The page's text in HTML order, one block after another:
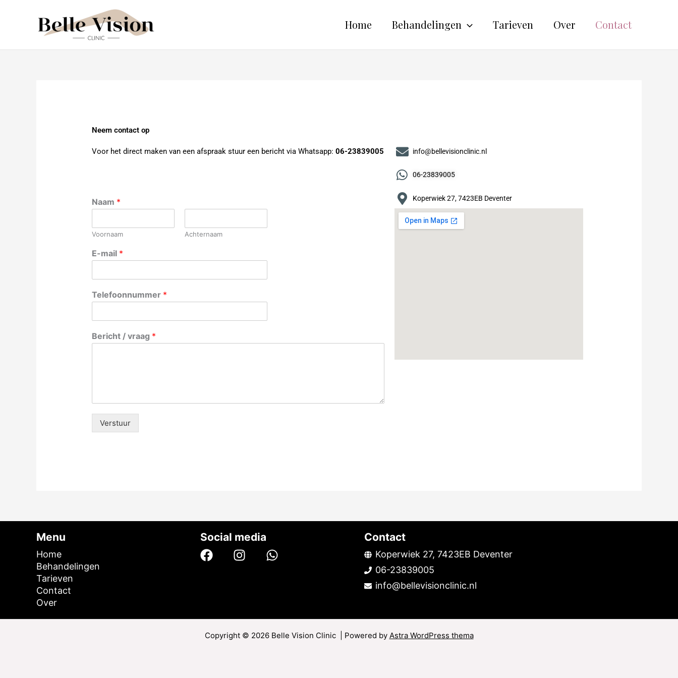
Home Behandelingen Tarieven Over Contact
Neem contact op
Voor het direct maken van een afspraak stuur een bericht via Whatsapp:06-23839005
Naam *
Voornaam Achternaam
E-mail *
Telefoonnummer *
Bericht / vraag *
Verstuur
info@bellevisionclinic.nl
06-23839005
Koperwiek 27, 7423EB Deventer
Menu
Home
Behandelingen
Tarieven
Contact
Over
Social media Contact
Koperwiek 27, 7423EB Deventer
06-23839005
info@bellevisionclinic.nl
Copyright © 2026 Belle Vision Clinic | Powered by Astra WordPress thema